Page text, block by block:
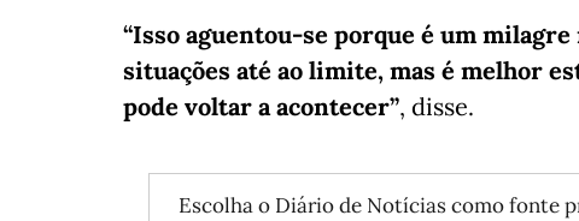
“Isso aguentou-se porque é um
situações até ao limite, mas é melhor
pode voltar a acontecer”, disse.
Escolha o Diário de Notícias como fonte